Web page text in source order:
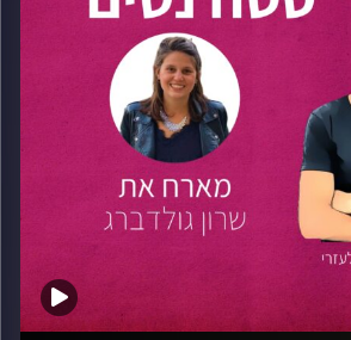
כל הדברים ואיך מוצאים את הזמן
על הקשיים וההצלחות בדרכו
היזמית שהחלה כבר בגיל 18, על איך מתקבלים לאוניברסיטה
ונקבל ממנו טיפים ששווים זהב
עוד לפני שאתם יודעים מה
תנועה.
את הפרק שיתן לכם את ההשראה